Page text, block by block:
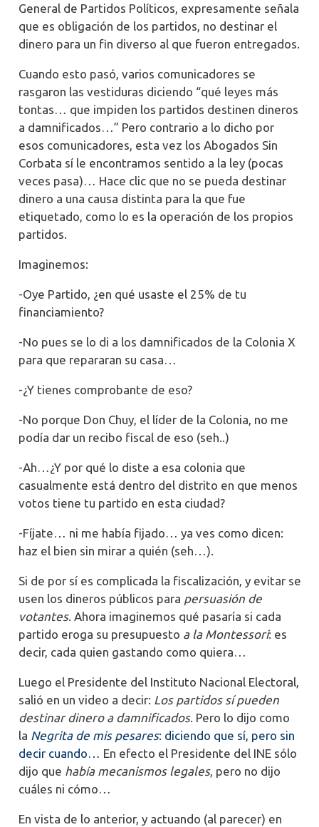
General de Partidos Políticos, expresamente señala
que es obligación de los partidos, no destinar el
dinero para un fin diverso al que fueron entregados.
Cuando esto pasó, varios comunicadores se
rasgaron las vestiduras diciendo “qué leyes más
tontas… que impiden los partidos destinen dineros
a damnificados…” Pero contrario a lo dicho por
esos comunicadores, esta vez los Abogados Sin
Corbata sí le encontramos sentido a la ley (pocas
veces pasa)… Hace clic que no se pueda destinar
dinero a una causa distinta para la que fue
etiquetado, como lo es la operación de los propios
partidos.
Imaginemos:
-Oye Partido, ¿en qué usaste el 25% de tu
financiamiento?
-No pues se lo di a los damnificados de la Colonia X
para que repararan su casa…
-¿Y tienes comprobante de eso?
-No porque Don Chuy, el líder de la Colonia, no me
podía dar un recibo fiscal de eso (seh..)
-Ah…¿Y por qué lo diste a esa colonia que
casualmente está dentro del distrito en que menos
votos tiene tu partido en esta ciudad?
-Fíjate… ni me había fijado… ya ves como dicen:
haz el bien sin mirar a quién (seh…).
Si de por sí es complicada la fiscalización, y evitar se
usen los dineros públicos para persuasión de
votantes. Ahora imaginemos qué pasaría si cada
partido eroga su presupuesto a la Montessori: es
decir, cada quien gastando como quiera…
Luego el Presidente del Instituto Nacional Electoral,
salió en un video a decir: Los partidos sí pueden
destinar dinero a damnificados. Pero lo dijo como
la Negrita de mis pesares: diciendo que sí, pero sin
decir cuando…
En efecto el Presidente del INE sólo
dijo que había mecanismos legales, pero no dijo
cuáles ni cómo…
En vista de lo anterior, y actuando (al parecer) en